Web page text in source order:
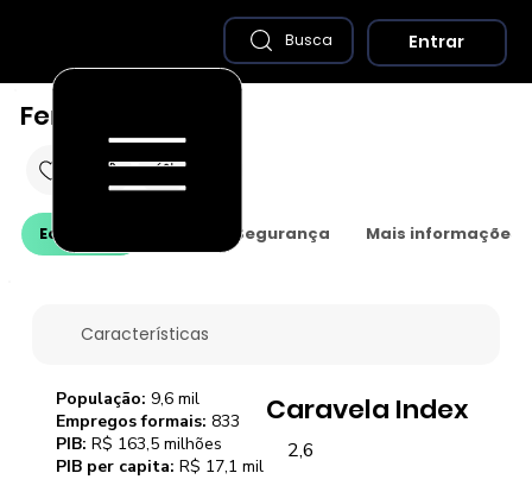
Características
Caravela Index
2,6
População: 9,6 mil
Empregos formais: 833
PIB: R$ 163,5 milhões
PIB per capita: R$ 17,1 mil
Economia Saúde e Segurança Mais informações
Ferros - MG
Busca Entrar